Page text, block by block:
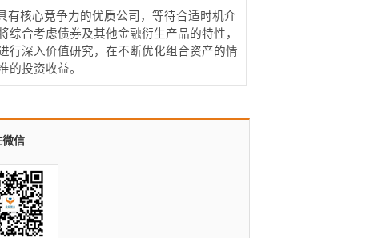
有核心竞争力的优质公司，等待合适时机介
合考虑债券及其他金融衍生产品的特性，
行深入价值研究，在不断优化组合资产的情
的投资收益。
微信